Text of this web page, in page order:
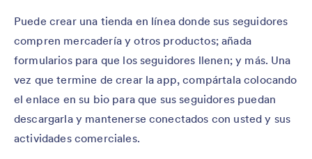
Puede crear una tienda en línea donde sus seguidores
compren mercadería y otros productos; añada
formularios para que los seguidores llenen; y más. Una
vez que termine de crear la app, compártala colocando
el enlace en su bio para que sus seguidores puedan
descargarla y mantenerse conectados con usted y sus
actividades comerciales.